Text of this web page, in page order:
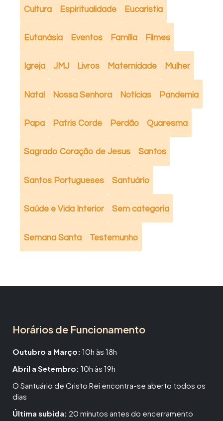
Cultura Espiritualidade Eucaristia
Eutanásia Eventos Família Filmes
Igreja JMJ Livros Maternidade Mulher
Natal Nossa Senhora Notícias Pandemia
Papa Patris Corde Perdão Quaresma
Sagrado Coração de Jesus Santos
Santos Portugueses Santuário
Saúde e Vida Interior Sem categoria
Semana Santa Testemunho
Horários de Funcionamento
Outubro a Março: 10h às 18h
Abril a Setembro: 10h às 19h
O Santuário de Cristo Rei encontra-se aberto todos os
dias
Última subida: 20 minutos antes do encerramento